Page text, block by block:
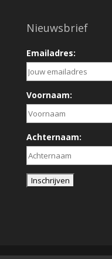
Nieuwsbrief
Emailadres:
Voornaam:
Achternaam: